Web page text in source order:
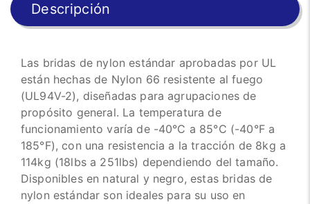
Descripción
Las bridas de nylon estándar aprobadas por UL
están hechas de Nylon 66 resistente al fuego
(UL94V-2), diseñadas para agrupaciones de
propósito general. La temperatura de
funcionamiento varía de -40°C a 85°C (-40°F a
185°F), con una resistencia a la tracción de 8kg a
114kg (18lbs a 251lbs) dependiendo del tamaño.
Disponibles en natural y negro, estas bridas de
nylon estándar son ideales para su uso en